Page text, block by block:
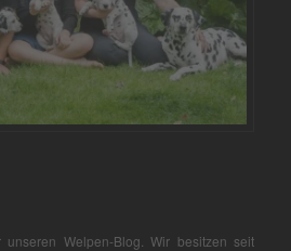
Welpen-Blog. Wir besitzen seit